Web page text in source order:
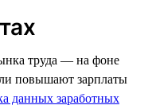
труда — на фоне
повышают зарплаты
данных заработных